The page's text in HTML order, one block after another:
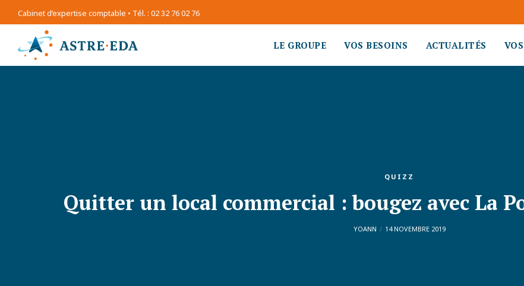
Cabinet d’expertise comptable • Tél. : 02 32 76 02 76
LE GROUPE VOS BESOINS ACTUALITÉS
QUIZZ
Quitter un local commercial : bougez avec La
YOANN 14 NOVEMBRE 2019